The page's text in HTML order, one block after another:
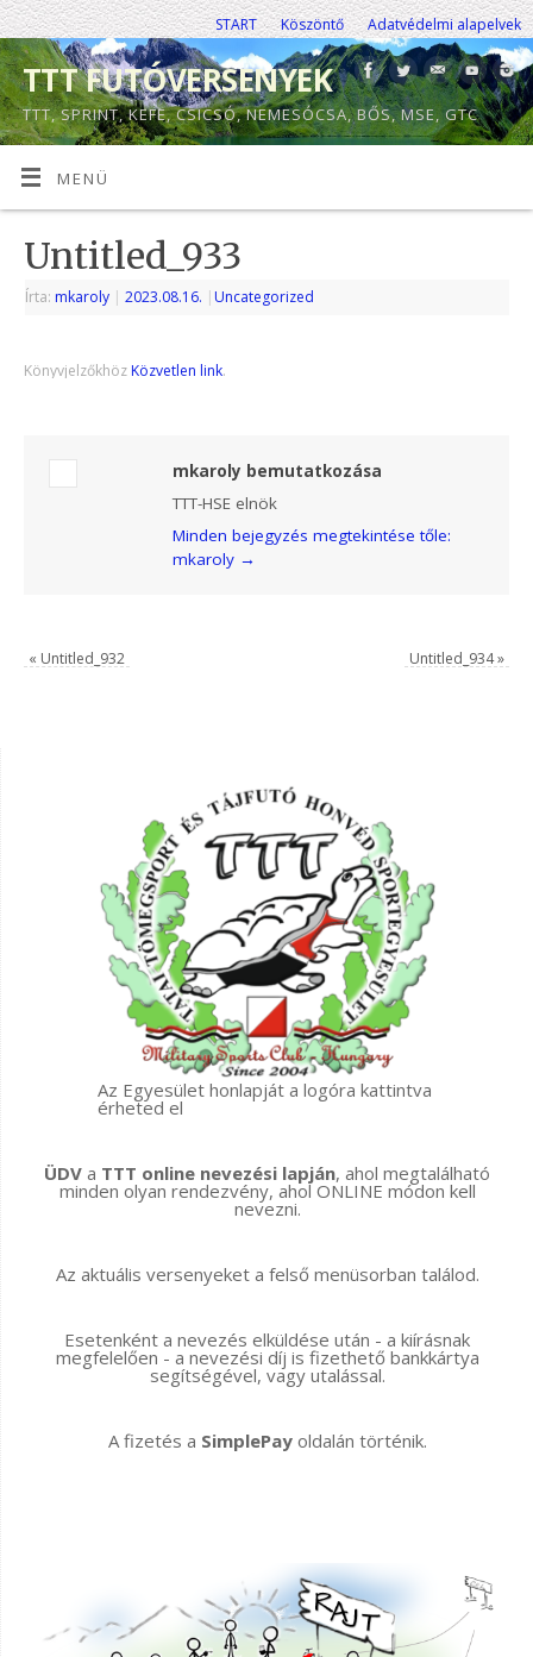
START Köszöntő Adatvédelmi alapelvek
TTT FUTÓVERSENYEK
TTT, SPRINT, KEFE, CSICSÓ, NEMESÓCSA, BŐS, MSE, GTC
MENÜ
Untitled_933
Írta: mkaroly | 2023.08.16. | Uncategorized
Könyvjelzőkhöz Közvetlen link.
mkaroly bemutatkozása
TTT-HSE elnök
Minden bejegyzés megtekintése tőle:
mkaroly →
« Untitled_932 Untitled_934»
Az Egyesület honlapját a logóra kattintva
érheted el
ÜDV a TTT online nevezési lapján, ahol megtalálható
minden olyan rendezvény, ahol ONLINE módon kell
nevezni.
Az aktuális versenyeket a felső menüsorban találod.
Esetenként a nevezés elküldése után - a kiírásnak
megfelelően - a nevezési díj is fizethető bankkártya
segítségével, vagy utalással.
A fizetés a SimplePayoldalán történik.